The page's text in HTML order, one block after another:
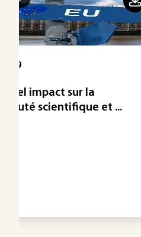
Cogitons
décrypte les